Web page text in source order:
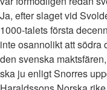
Ja, efter slaget vid
1000-talets första
inte osannolikt att södra
den svenska
ska ju enligt Snorres